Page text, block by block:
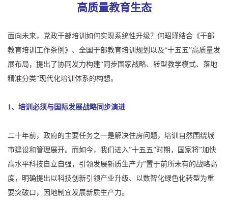
高质量教育生态
面向未来，党政干部培训如何实现系统性升级？何昭瑾结合《干部
教育培训工作条例》、全国干部教育培训规划以及“十五五”高质量发
展布局，提出了协同发力构建“同步国家战略、转型教学模式、落地
精准分类”现代化培训体系的构想。
1、培训必须与国际发展战略同步演进
二十年前，政府的主要任务之一是解决住房问题，培训自然围绕城
市建设和管理展开。而如今，我们进入”十五五”时期，国家将”加快
高水平科技自立自强，引领发展新质生产力”置于前所未有的战略高
度，明确提出以科技创新引领产业升级、以数智化绿色化转型为重
要突破口，因地制宜发展新质生产力。